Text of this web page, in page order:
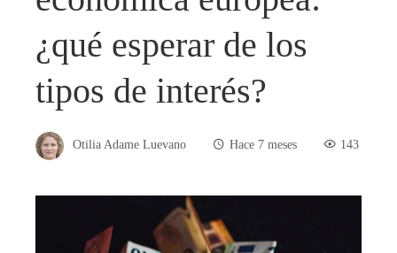
¿qué esperar de los
tipos de interés?
Otilia Adame Luevano Hace 7 meses 143